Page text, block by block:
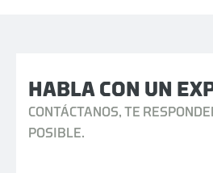
HABLA CON UN
CONTÁCTANOS, TE
POSIBLE.